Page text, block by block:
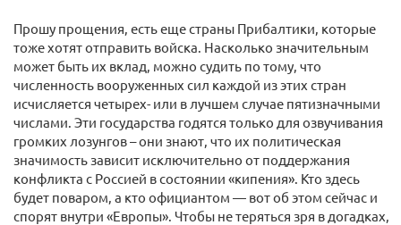
Прошу прощения, есть еще страны Прибалтики, которые
тоже хотят отправить войска. Насколько значительным
может быть их вклад, можно судить по тому, что
численность вооруженных сил каждой из этих стран
исчисляется четырех- или в лучшем случае пятизначными
числами. Эти государства годятся только для озвучивания
громких лозунгов – они знают, что их политическая
значимость зависит исключительно от поддержания
конфликта с Россией в состоянии «кипения». Кто здесь
будет поваром, а кто официантом — вот об этом сейчас и
спорят внутри «Европы». Чтобы не теряться зря в догадках,